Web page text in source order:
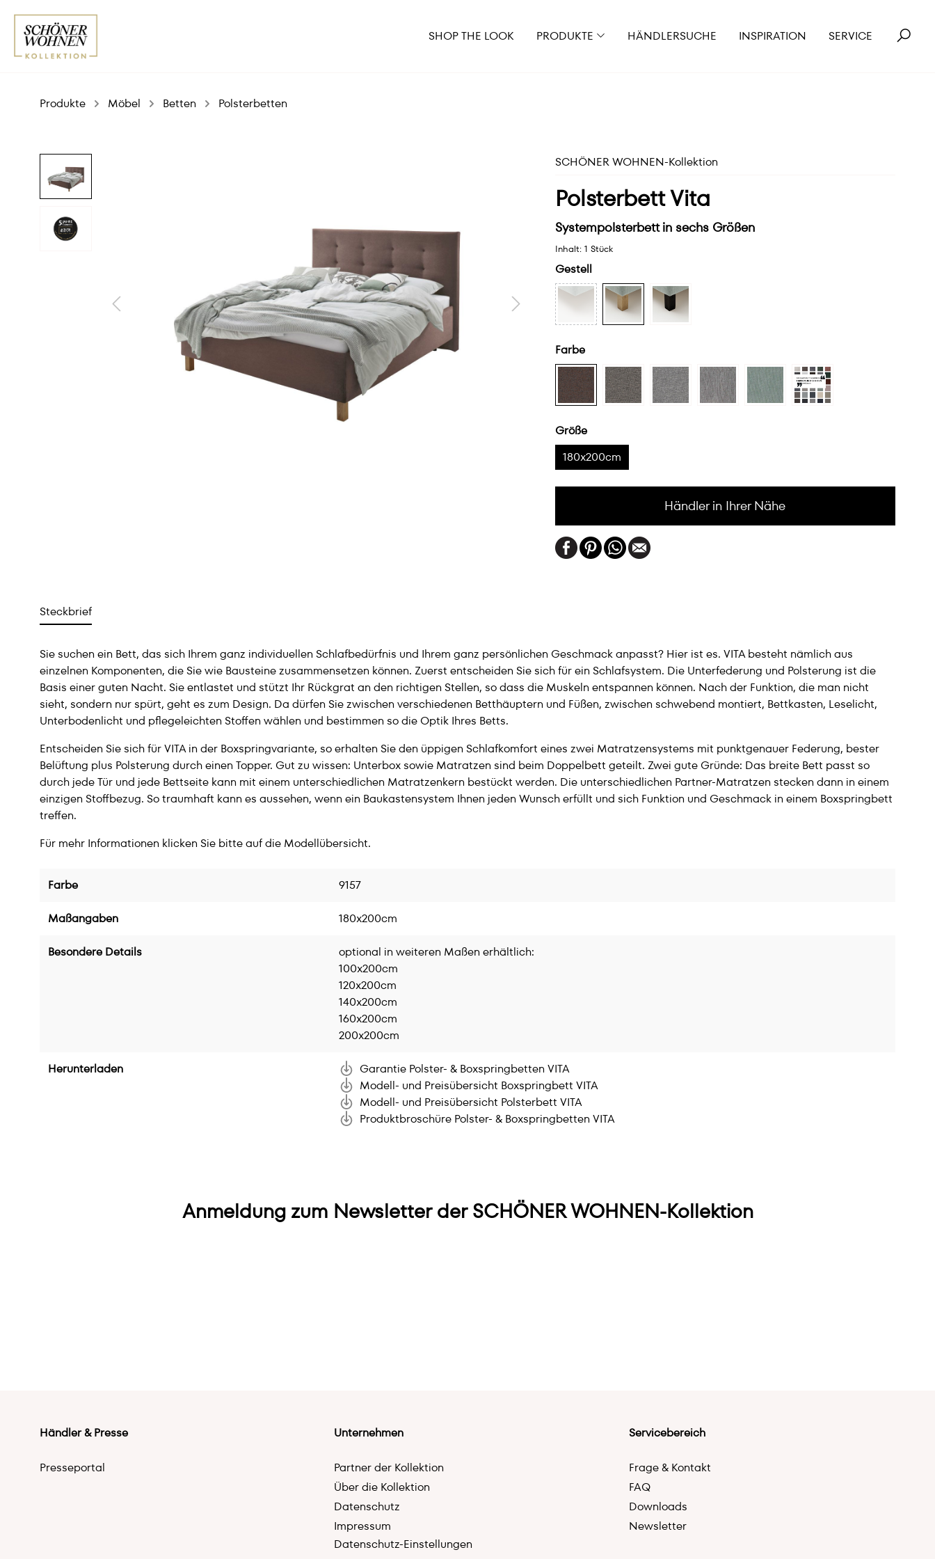
SHOP THE LOOK PRODUKTE HÄNDLERSUCHE INSPIRATION SERVICE
Produkte Möbel Betten Polsterbetten
SCHÖNER WOHNEN-Kollektion
Polsterbett Vita
Systempolsterbett in sechs Größen
Inhalt: 1 Stück
Gestell
Farbe
Größe
180x200cm
Händler in Ihrer Nähe
Steckbrief
Sie suchen ein Bett, das sich Ihrem ganz individuellen Schlafbedürfnis und Ihrem ganz persönlichen Geschmack anpasst? Hier ist es. VITA besteht nämlich aus
einzelnen Komponenten, die Sie wie Bausteine zusammensetzen können. Zuerst entscheiden Sie sich für ein Schlafsystem. Die Unterfederung und Polsterung ist die
Basis einer guten Nacht. Sie entlastet und stützt Ihr Rückgrat an den richtigen Stellen, so dass die Muskeln entspannen können. Nach der Funktion, die man nicht
sieht, sondern nur spürt, geht es zum Design. Da dürfen Sie zwischen verschiedenen Betthäuptern und Füßen, zwischen schwebend montiert, Bettkasten, Leselicht,
Unterbodenlicht und pflegeleichten Stoffen wählen und bestimmen so die Optik Ihres Betts.
Entscheiden Sie sich für VITA in der Boxspringvariante, so erhalten Sie den üppigen Schlafkomfort eines zwei Matratzensystems mit punktgenauer Federung, bester
Belüftung plus Polsterung durch einen Topper. Gut zu wissen: Unterbox sowie Matratzen sind beim Doppelbett geteilt. Zwei gute Gründe: Das breite Bett passt so
durch jede Tür und jede Bettseite kann mit einem unterschiedlichen Matratzenkern bestückt werden. Die unterschiedlichen Partner-Matratzen stecken dann in einem
einzigen Stoffbezug. So traumhaft kann es aussehen, wenn ein Baukastensystem Ihnen jeden Wunsch erfüllt und sich Funktion und Geschmack in einem Boxspringbett
treffen.
Für mehr Informationen klicken Sie bitte auf die Modellübersicht.
Farbe 9157
Maßangaben 180x200cm
Besondere Details
optional in weiteren Maßen erhältlich:
100x200cm
120x200cm
140x200cm
160x200cm
200x200cm
Herunterladen
Garantie Polster- & Boxspringbetten VITA
Modell- und Preisübersicht Boxspringbett VITA
Modell- und Preisübersicht Polsterbett VITA
Produktbroschüre Polster- & Boxspringbetten VITA
Anmeldung zum Newsletter der SCHÖNER WOHNEN-Kollektion
Händler & Presse
Presseportal
Unternehmen
Partner der Kollektion
Über die Kollektion
Datenschutz
Impressum
Datenschutz-Einstellungen
Servicebereich
Frage & Kontakt
FAQ
Downloads
Newsletter